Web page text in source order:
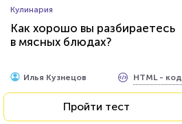
Кулинария
Как хорошо вы разбираетесь
в мясных блюдах?
Илья Кузнецов HTML - код
Пройти тест